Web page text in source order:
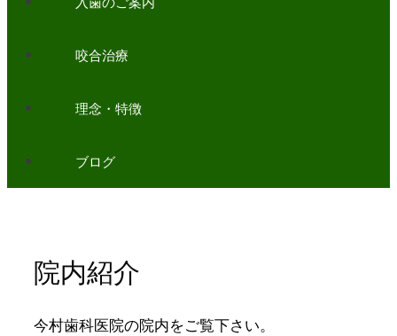
咬合治療
理念・特徴
ブログ
院内紹介
今村歯科医院の院内をご覧下さい。